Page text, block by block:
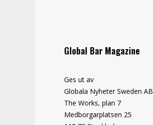
Global Bar Magazine
Ges ut av
Globala Nyheter Sweden AB
The Works, plan 7
Medborgarplatsen 25